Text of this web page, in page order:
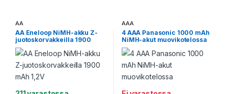
AA
AA Eneloop NiMH-akku Z-
juotoskorvakkeilla 1900
mAh 1,2V
AAA
4 AAA Panasonic 1000 mAh
NiMH-akut muovikotelossa